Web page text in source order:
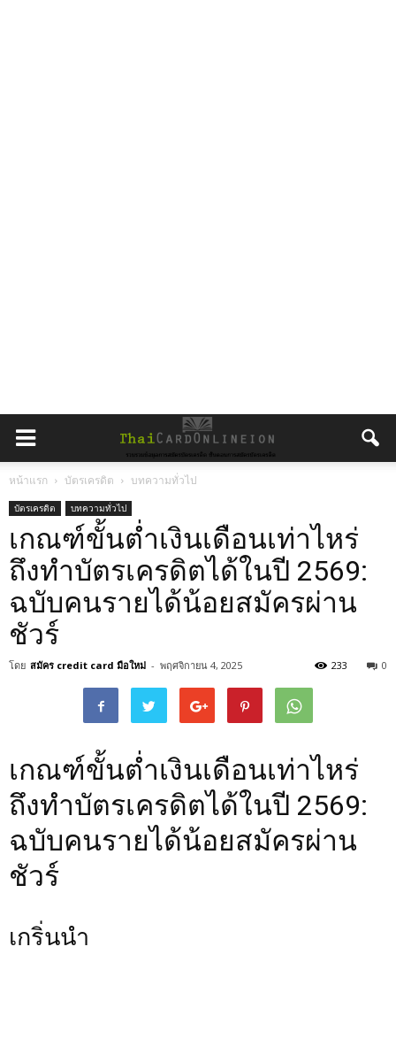
หน้าแรก บัตรเครดิต บทความทั่วไป
บัตรเครดิต บทความทั่วไป
เกณฑ์ขั้นต่ำเงินเดือนเท่าไหร่
ถึงทำบัตรเครดิตได้ในปี 2569:
ฉบับคนรายได้น้อยสมัครผ่าน
ชัวร์
โดย สมัคร credit card มือใหม่ - พฤศจิกายน 4, 2025 0
233
เกณฑ์ขั้นต่ำเงินเดือนเท่าไหร่
ถึงทำบัตรเครดิตได้ในปี 2569:
ฉบับคนรายได้น้อยสมัครผ่าน
ชัวร์
เกริ่นนำ